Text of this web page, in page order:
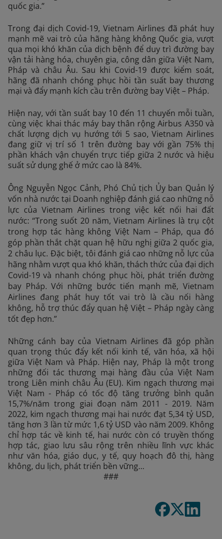
quốc gia.”
Trong đại dịch Covid-19, Vietnam Airlines đã phát huy
mạnh mẽ vai trò của hãng hàng không Quốc gia, vượt
qua mọi khó khăn của dịch bệnh để duy trì đường bay
vận tải hàng hóa, chuyên gia, công dân giữa Việt Nam,
Pháp và châu Âu. Sau khi Covid-19 được kiểm soát,
hãng đã nhanh chóng phục hồi tần suất bay thương
mại và đẩy mạnh kích cầu trên đường bay Việt – Pháp.
Hiện nay, với tần suất bay 10 đến 11 chuyến mỗi tuần,
cùng việc khai thác máy bay thân rộng Airbus A350 và
chất lượng dịch vụ hướng tới 5 sao, Vietnam Airlines
đang giữ vị trí số 1 trên đường bay với gần 75% thị
phần khách vận chuyển trực tiếp giữa 2 nước và hiệu
suất sử dụng ghế ở mức cao là 84%.
Ông Nguyễn Ngọc Cảnh, Phó Chủ tịch Ủy ban Quản lý
vốn nhà nước tại Doanh nghiệp đánh giá cao những nỗ
lực của Vietnam Airlines trong việc kết nối hai đất
nước: “Trong suốt 20 năm, Vietnam Airlines là trụ cột
trong hợp tác hàng không Việt Nam – Pháp, qua đó
góp phần thắt chặt quan hệ hữu nghị giữa 2 quốc gia,
2 châu lục. Đặc biệt, tôi đánh giá cao những nỗ lực của
hãng nhằm vượt qua khó khăn, thách thức của đại dịch
Covid-19 và nhanh chóng phục hồi, phát triển đường
bay Pháp. Với những bước tiến mạnh mẽ, Vietnam
Airlines đang phát huy tốt vai trò là cầu nối hàng
không, hỗ trợ thúc đẩy quan hệ Việt – Pháp ngày càng
tốt đẹp hơn.”
Những cánh bay của Vietnam Airlines đã góp phần
quan trọng thúc đẩy kết nối kinh tế, văn hóa, xã hội
giữa Việt Nam và Pháp. Hiện nay, Pháp là một trong
những đối tác thương mại hàng đầu của Việt Nam
trong Liên minh châu Âu (EU). Kim ngạch thương mại
Việt Nam - Pháp có tốc độ tăng trưởng bình quân
15,7%/năm trong giai đoạn năm 2011 - 2019. Năm
2022, kim ngạch thương mại hai nước đạt 5,34 tỷ USD,
tăng hơn 3 lần từ mức 1,6 tỷ USD vào năm 2009. Không
chỉ hợp tác về kinh tế, hai nước còn có truyền thống
hợp tác, giao lưu sâu rộng trên nhiều lĩnh vực khác
như văn hóa, giáo dục, y tế, quy hoạch đô thị, hàng
không, du lịch, phát triển bền vững…
###